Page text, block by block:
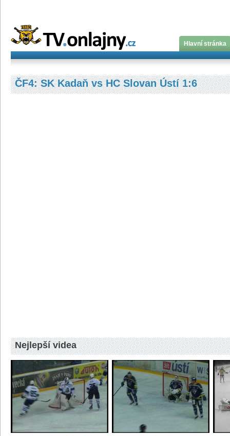
Hlavní stránka
ČF4: SK Kadaň vs HC Slovan Ústí 1:6
Nejlepší videa